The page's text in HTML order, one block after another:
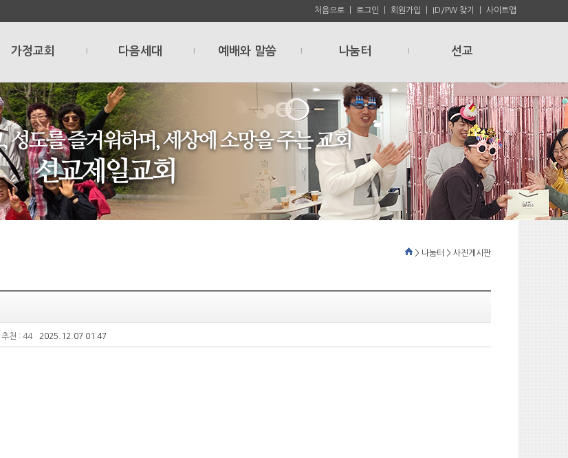
처음으로 로그인 회원가입 ID/PW 찾기 사이트맵
가정교회 다음세대 예배와 말씀 나눔터 선교
> 나눔터 > 사진게시판
추천 : 44 2025.12.07 01:47